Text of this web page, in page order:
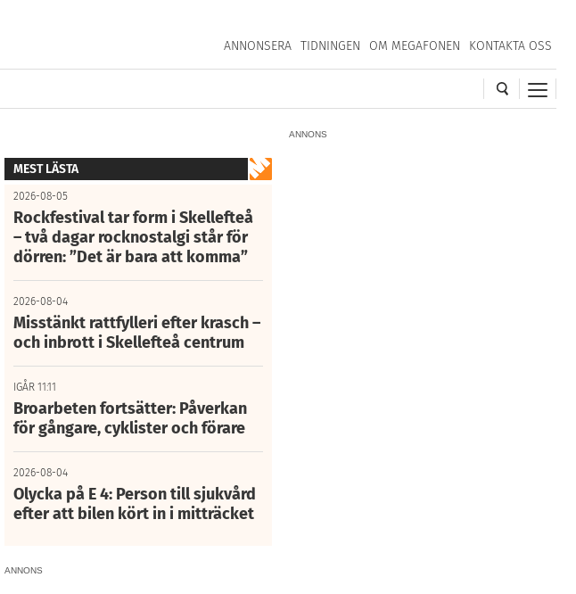
ANNONSERA TIDNINGEN OM MEGAFONEN KONTAKTA OSS
ANNONS
MEST LÄSTA
2026-08-05
Rockfestival tar form i Skellefteå
– två dagar rocknostalgi står för
dörren: ”Det är bara att komma”
2026-08-04
Misstänkt rattfylleri efter krasch –
och inbrott i Skellefteå centrum
IGÅR 11:11
Broarbeten fortsätter: Påverkan
för gångare, cyklister och förare
2026-08-04
Olycka på E 4: Person till sjukvård
efter att bilen kört in i mitträcket
ANNONS